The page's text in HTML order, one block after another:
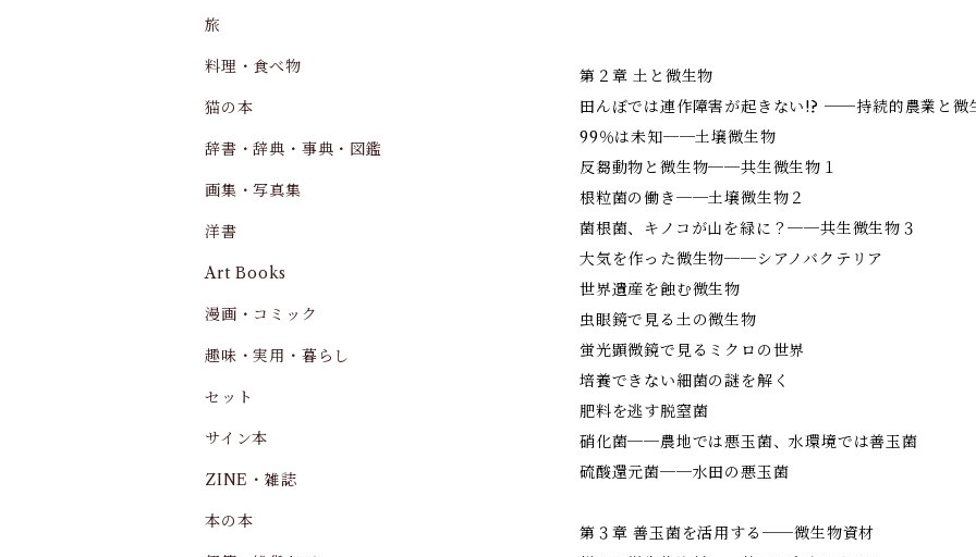
第２章 土と微生物
田んぼでは連作障害が起きない!? ──持続的農業と微
99％は未知──土壌微生物
反芻動物と微生物──共生微生物１
根粒菌の働き──土壌微生物２
菌根菌、キノコが山を緑に？──共生微生物３
大気を作った微生物──シアノバクテリア
世界遺産を蝕む微生物
虫眼鏡で見る土の微生物
蛍光顕微鏡で見るミクロの世界
培養できない細菌の謎を解く
肥料を逃す脱窒菌
硝化菌──農地では悪玉菌、水環境では善玉菌
硫酸還元菌──水田の悪玉菌
第３章 善玉菌を活用する──微生物資材
旅
料理・食べ物
猫の本
辞書・辞典・事典・図鑑
画集・写真集
洋書
Art Books
漫画・コミック
趣味・実用・暮らし
セット
サイン本
ZINE・雑誌
本の本